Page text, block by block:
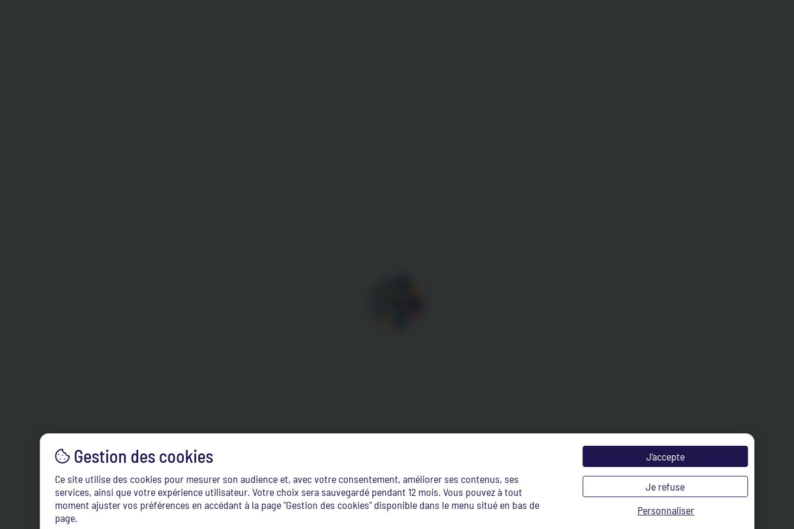
Ce site utilise des cookies pour mesurer son audience et, avec votre consentement, améliorer ses contenus, ses
services, ainsi que votre expérience utilisateur. Votre choix sera sauvegardé pendant 12 mois. Vous pouvez à tout
moment ajuster vos préférences en accédant à la page "Gestion des cookies" disponible dans le menu situé en bas de
page.
J’accepte
Je refuse
Personnaliser